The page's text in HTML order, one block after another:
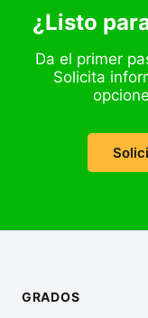
¿Listo
Da el primer
Solicita
GRADOS